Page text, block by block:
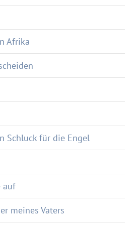
Afrika
Schluck für die Engel
auf
meines Vaters